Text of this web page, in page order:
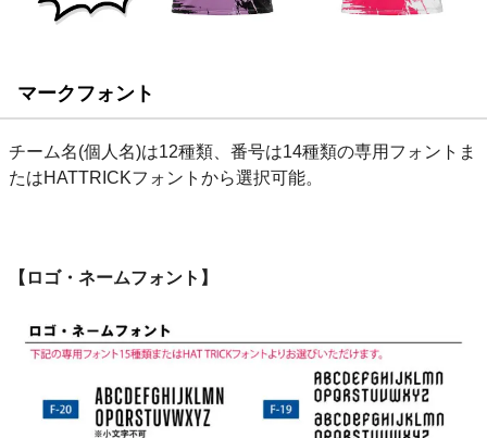
マークフォント
チーム名(個人名)は12種類、番号は14種類の専用フォントま
たはHATTRICKフォントから選択可能。
【ロゴ・ネームフォント】